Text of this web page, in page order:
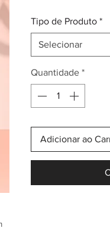
Tipo de Produto *
Selecionar
Quantidade *
Adicionar ao